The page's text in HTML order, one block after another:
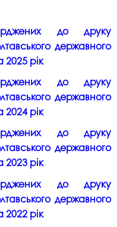
до друку
державного
2025 рік
до друку
державного
2024 рік
до друку
державного
2023 рік
до друку
державного
2022 рік